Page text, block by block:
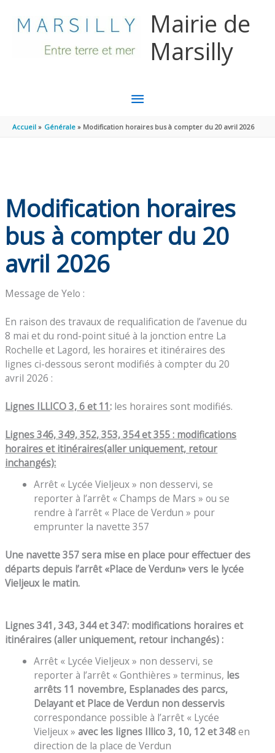
Mairie de
Marsilly
MENU
PRINCIPAL
Accueil Générale Modification horaires bus à compter du 20 avril 2026
Modification horaires
bus à compter du 20
avril 2026
Message de Yelo :
En raison des travaux de requalification de l’avenue du
8 mai et du rond-point situé à la jonction entre La
Rochelle et Lagord, les horaires et itinéraires des
lignes ci-dessous seront modifiés à compter du 20
avril 2026 :
Lignes ILLICO 3, 6 et 11: les horaires sont modifiés.
Lignes 346, 349, 352, 353, 354 et 355 : modifications
horaires et itinéraires(aller uniquement, retour
inchangés):
Arrêt « Lycée Vieljeux » non desservi, se
reporter à l’arrêt « Champs de Mars » ou se
rendre à l’arrêt « Place de Verdun » pour
emprunter la navette 357
Une navette 357 sera mise en place pour effectuer des
départs depuis l’arrêt «Place de Verdun» vers le lycée
Vieljeux le matin.
Lignes 341, 343, 344 et 347: modifications horaires et
itinéraires (alleruniquement, retour inchangés) :
Arrêt « Lycée Vieljeux » non desservi, se
reporter à l’arrêt « Gonthières » terminus, les
arrêts 11 novembre, Esplanades des parcs,
Delayant et Place de Verdun non desservis
correspondance possible à l’arrêt « Lycée
Vieljeux » avec les lignes Illico 3, 10, 12 et 348en
direction de la place de Verdun